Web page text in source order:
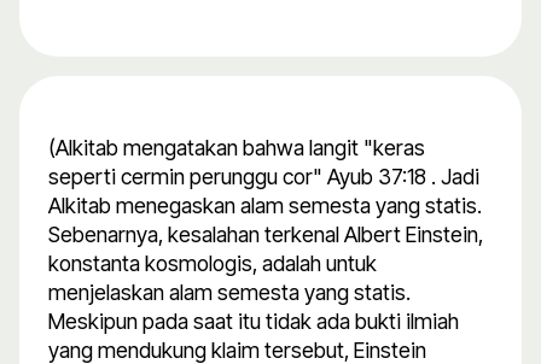
(Alkitab mengatakan bahwa langit "keras
seperti cermin perunggu cor" Ayub 37:18 . Jadi
Alkitab menegaskan alam semesta yang statis.
Sebenarnya, kesalahan terkenal Albert Einstein,
konstanta kosmologis, adalah untuk
menjelaskan alam semesta yang statis.
Meskipun pada saat itu tidak ada bukti ilmiah
yang mendukung klaim tersebut, Einstein